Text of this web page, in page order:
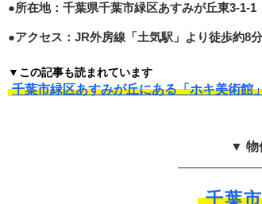
●所在地：千葉県千葉市緑区あすみが丘東3-1-1
●アクセス：JR外房線「土気駅」より徒歩約8分
▼この記事も読まれています
千葉市緑区あすみが丘にある「ホキ美術館
▼ 物
千葉